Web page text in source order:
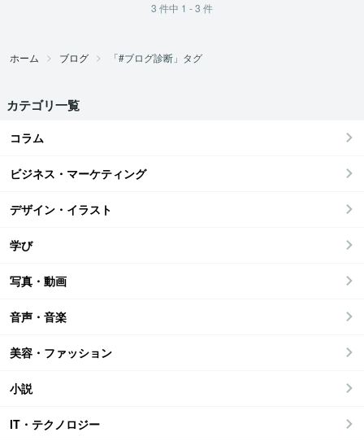
3 件中 1 - 3 件
ホーム ブログ 「#ブログ診断」タグ
カテゴリ一覧
コラム
ビジネス・マーケティング
デザイン・イラスト
学び
写真・動画
音声・音楽
美容・ファッション
小説
IT・テクノロジー